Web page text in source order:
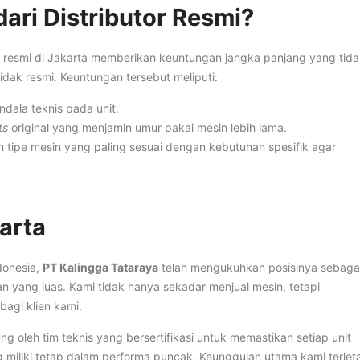
Distributor Resmi?
di Jakarta memberikan keuntungan jangka panjang yang
resmi. Keuntungan tersebut meliputi:
teknis pada unit.
original yang menjamin umur pakai mesin lebih lama.
tipe mesin yang paling sesuai dengan kebutuhan spesifik agar
PT Kalingga Tataraya telah mengukuhkan posisinya
yang luas. Kami tidak hanya sekadar menjual mesin, tetapi
klien kami.
oleh tim teknis yang bersertifikasi untuk memastikan setiap unit
miliki tetap dalam performa puncak. Keunggulan utama kami